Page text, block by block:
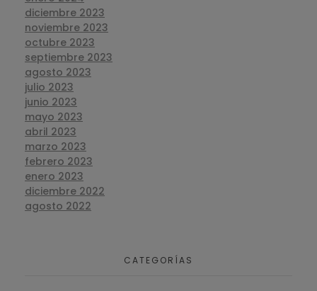
diciembre 2023
noviembre 2023
octubre 2023
septiembre 2023
agosto 2023
julio 2023
junio 2023
mayo 2023
abril 2023
marzo 2023
febrero 2023
enero 2023
diciembre 2022
agosto 2022
CATEGORÍAS